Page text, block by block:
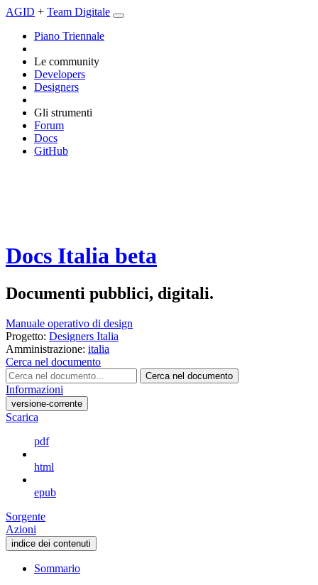
AGID + Team Digitale
Piano Triennale
Le community
Developers
Designers
Gli strumenti
Forum
Docs
GitHub
Docs Italia beta
Documenti pubblici, digitali.
Manuale operativo di design
Progetto: Designers Italia
Amministrazione: italia
Cerca nel documento
Cerca nel documento
Informazioni
versione-corrente
Scarica
pdf
html
epub
Sorgente
Azioni
indice dei contenuti
Sommario